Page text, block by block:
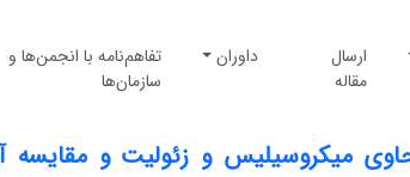
ارسال
مقاله
داوران
تفاهم‌نامه با انجمن‌ها و
سازمان‌ها
میکروسیلیس و زئولیت و مقایسه